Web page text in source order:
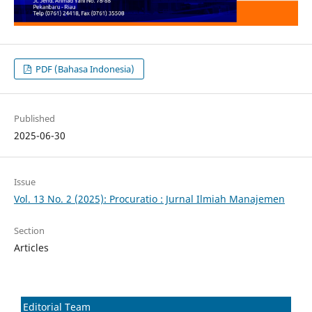
PDF (Bahasa Indonesia)
Published
2025-06-30
Issue
Vol. 13 No. 2 (2025): Procuratio : Jurnal Ilmiah Manajemen
Section
Articles
Editorial Team